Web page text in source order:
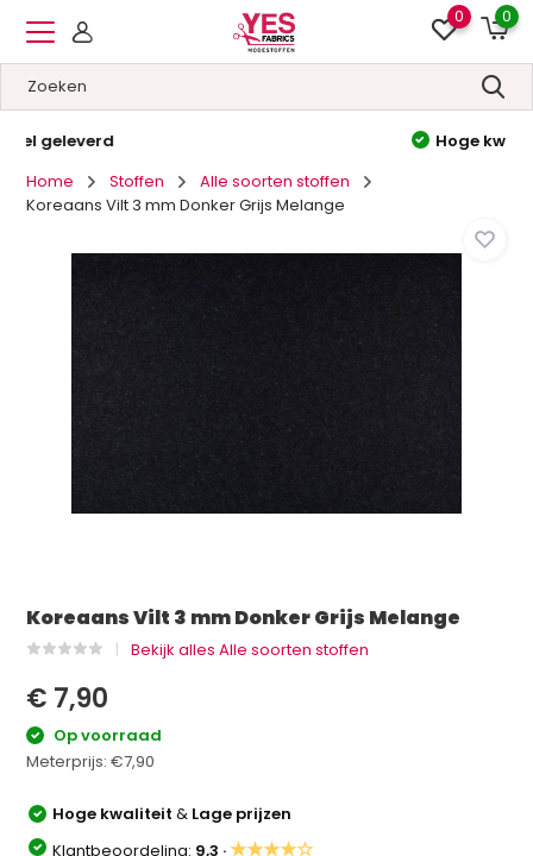
0 0
Home
Stoffen
Alle soorten stoffen
Koreaans Vilt 3 mm Donker Grijs Melange
Koreaans Vilt 3 mm Donker Grijs Melange
Bekijk alles Alle soorten stoffen
€ 7,90
Op voorraad
Meterprijs:€7,90
Hoge kwaliteit& Lage prijzen
Klantbeoordeling: 9,3 ·★★★★☆